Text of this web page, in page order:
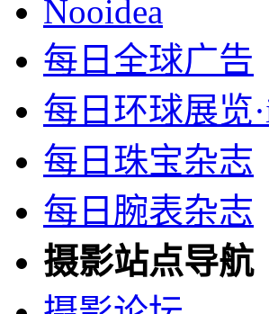
Nooidea
每日全球广告
每日环球展览
每日珠宝杂志
每日腕表杂志
摄影站点导航